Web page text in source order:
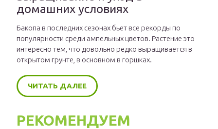
домашних условиях
Бакопа в последних сезонах бьет все рекорды по
популярности среди ампельных цветов. Растение это
интересно тем, что довольно редко выращивается в
открытом грунте, в основном в горшках.
ЧИТАТЬ ДАЛЕЕ
РЕКОМЕНДУЕМ